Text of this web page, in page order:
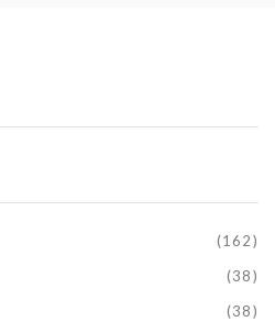
(162)
(38)
(38)